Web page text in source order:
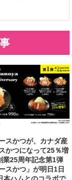
スかつが、カナダ産
かつになって25％増
業25周年記念第1弾
スかつ」が明日1日
本ハムとのコラボで